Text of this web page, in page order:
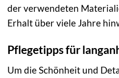
der verwendeten
Erhalt über viele Jahre
Pflegetipps für
Um die Schönheit und